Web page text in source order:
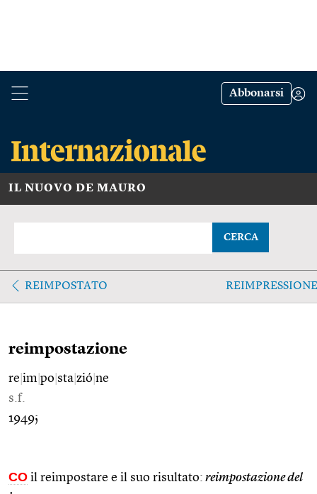
Abbonarsi
IL NUOVO DE MAURO
CERCA
REIMPOSTATO REIMPRESSIONE
reimpostazione
re im po sta zió ne
s.f.
1949;
CO il reimpostare e il suo risultato: reimpostazione del